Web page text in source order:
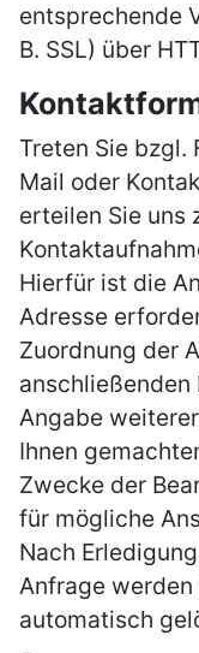
entsprechende
B. SSL) über
Treten Sie bzgl.
Mail oder
erteilen Sie uns
Hierfür ist die
Adresse
Zuordnung der
Angabe
Ihnen
Zwecke der
für mögliche
Nach
Anfrage
automatisch